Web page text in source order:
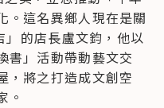
。這名異鄉人現在是關
的店長盧文鈞，他以
書」活動帶動藝文交
，將之打造成文創空
。